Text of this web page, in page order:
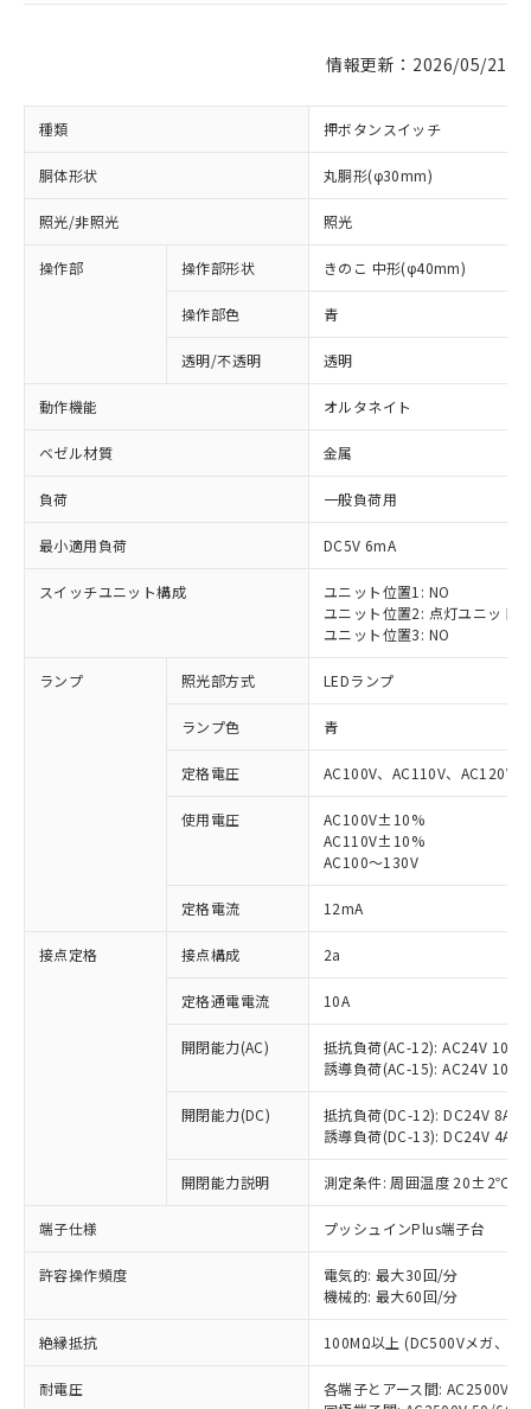
情報更新：2026/05/21
種類 押ボタンスイッチ
胴体形状 丸胴形(φ30mm)
照光/非照光 照光
操作部 操作部形状 きのこ 中形(φ40mm)
操作部色 青
透明/不透明 透明
動作機能 オルタネイト
ベゼル材質 金属
負荷 一般負荷用
最小適用負荷 DC5V 6mA
スイッチユニット構成
ユニット位置1: NO
ユニット位置2: 点灯ユニット
ユニット位置3: NO
ランプ 照光部方式 LEDランプ
ランプ色 青
定格電圧 AC100V、AC110V、AC120V
使用電圧
AC100V±10%
AC110V±10%
AC100～130V
定格電流 12mA
接点定格 接点構成 2a
定格通電電流 10A
開閉能力(AC)
抵抗負荷(AC-12): AC24V 10A/
誘導負荷(AC-15): AC24V
開閉能力(DC)
抵抗負荷(DC-12): DC24V 8A/
誘導負荷(DC-13): DC24V 4A/
開閉能力説明 測定条件: 周囲温度 20±2℃、
端子仕様 プッシュインPlus端子台
許容操作頻度
電気的: 最大30回/分
機械的: 最大60回/分
絶縁抵抗 100MΩ以上 (DC500Vメガ、点
耐電圧
各端子とアース間: AC2500V
ご利用条件
以下の条件をお読みいただき、同意のうえ
本サービスは、当社制御機器事業取扱
商品の当社在庫状況および標準価格
(税抜)を提供させていただくもので
当社制御機器事業取扱商品の中には、
本サービスの対象外となる商品もある
ことをご了承ください。
在庫状況および標準価格照会結果は、
記載している更新日時点での社内デー
タに基づき作成されるものであり、閲
準価格とは異なる場合があることをご
対応済み：EU RoHS指令（10物質）の
非含有に対応した製品が提供可能な商品で
対応予定：EU RoHS指令（10物質）の非含
有に対応した製品に切り替える予定のある
対応予定なし：EU RoHS指令（10物質）の
非含有に非対応の商品で、対応品を出す予
調査・確認中：EU RoHS指令（10物質）の
非含有の対応状況を調査中または確認中の
非該当品：ライセンス料など無形物で、有
害物質有無と関係のない商品です。
仕入先様の事情により、非含有部品として
いたものが、含有品と判明した場合などや
むを得ず変更することがあります。
*EU RoHS指令（10物質）：
鉛(Pb) 1000ppm以下、 水銀(Hg) 1000ppm以下、 カド
六価クロム(Cr(Ⅵ)) 1000ppm以下、ポリ臭化ビフェニル
「○」：最大均質材料含有率が中国RoHSの
基準値以下であることを示します。
「×」：最大均質材料含有率が中国RoHSの
基準値を超えていることを示します。
「－」：未確認です。当社販売部門へお問
当社は、これら貴社製品のうち、外国
為替および外国貿易法に定める商品
（以下｢規制貨物等」という）を輸出
または国外への提供する場合は、日本
国政府の輸出許可(または役務取引許
可)を取得するなどの必要な手続きを